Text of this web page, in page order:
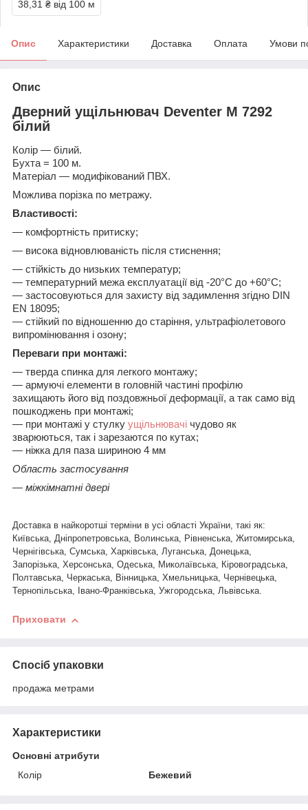
38,31 ₴ від 100 м
Опис Характеристики Доставка Оплата Умови
Опис
Дверний ущільнювач Deventer M 7292
білий
Колір ― білий.
Бухта = 100 м.
Матеріал ― модифікований ПВХ.
Можлива порізка по метражу.
Властивості:
― комфортність притиску;
― висока відновлюваність після стиснення;
― стійкість до низьких температур;
― температурний межа експлуатації від -20°C до +60°C;
― застосовуються для захисту від задимлення згідно DIN
EN 18095;
― стійкий по відношенню до старіння, ультрафіолетового
випромінювання і озону;
Переваги при монтажі:
― тверда спинка для легкого монтажу;
― армуючі елементи в головній частині профілю
захищають його від поздовжньої деформації, а так само від
пошкоджень при монтажі;
― при монтажі у стулку ущільнювачі чудово як
зварюються, так і зарезаются по кутах;
― ніжка для паза шириною 4 мм
Область застосування
— міжкімнатні двері
Доставка в найкоротші терміни в усі області України, такі як:
Київська, Дніпропетровська, Волинська, Рівненська, Житомирська,
Чернігівська, Сумська, Харківська, Луганська, Донецька,
Запорізька, Херсонська, Одеська, Миколаївська, Кіровоградська,
Полтавська, Черкаська, Вінницька, Хмельницька, Чернівецька,
Тернопільська, Івано-Франківська, Ужгородська, Львівська.
Приховати
Спосіб упаковки
продажа метрами
Характеристики
Основні атрибути
Колір
Бежевий